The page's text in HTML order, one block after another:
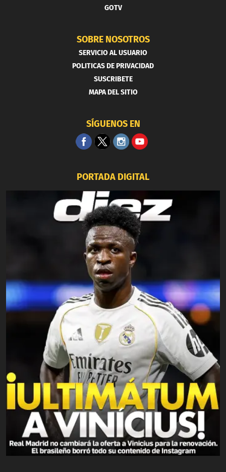
GOTV
SOBRE NOSOTROS
SERVICIO AL USUARIO
POLITICAS DE PRIVACIDAD
SUSCRIBETE
MAPA DEL SITIO
SÍGUENOS EN
PORTADA DIGITAL